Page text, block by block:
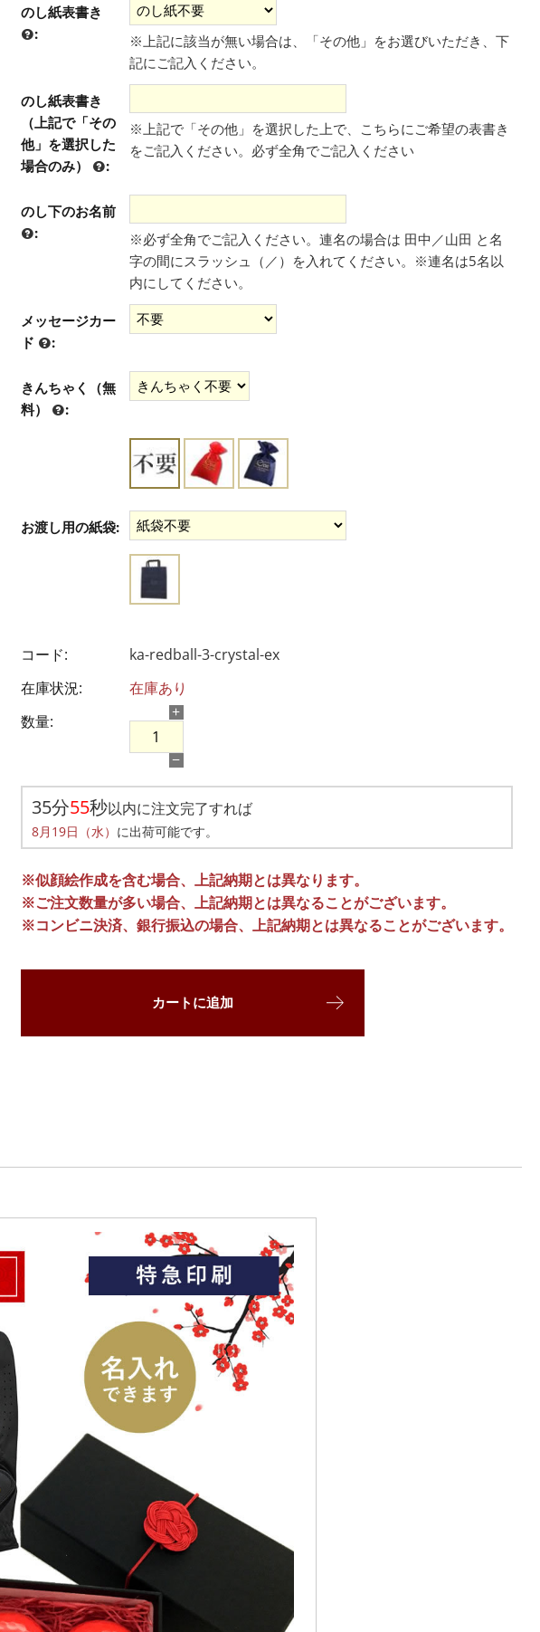
のし紙表書き
:
※上記に該当が無い場合は、「その他」をお選びいただき、下
記にご記入ください。
のし紙表書き
（上記で「その
他」を選択した
場合のみ）
:
※上記で「その他」を選択した上で、こちらにご希望の表書き
をご記入ください。​必ず全角でご記入ください
のし下のお名前
:
※必ず全角でご記入ください。連名の場合は 田中／山田 と名
字の間にスラッシュ（／）を入れてください。※連名は5名以
内にしてください。
メッセージカー
ド
:
きんちゃく（無
料）
:
お渡し用の紙袋:
コード:
ka-redball-3-crystal-ex
在庫状況:
在庫あり
数量:
+
−
35分54秒以内に注文完了すれば
8月19日（水） に出荷可能です。
※似顔絵作成を含む場合、上記納期とは異なります。
※ご注文数量が多い場合、上記納期とは異なることがございます。
※コンビニ決済、銀行振込の場合、上記納期とは異なることがございます。
カートに追加